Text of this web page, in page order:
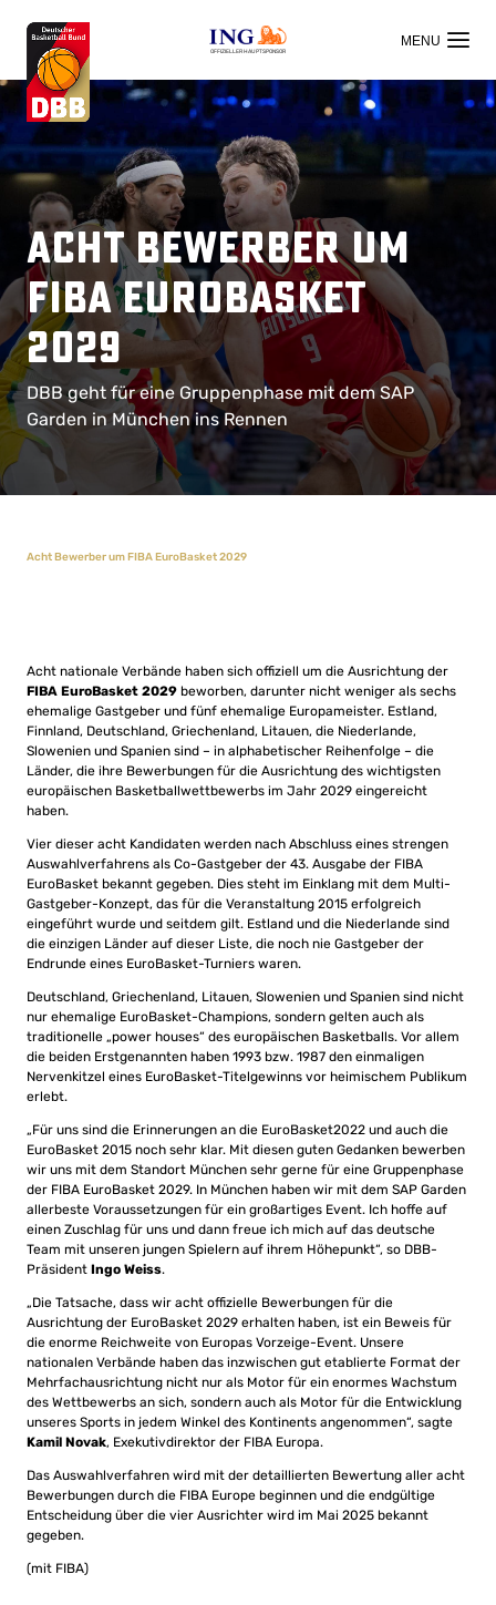
OFFIZIELLER HAUPTSPONSOR
Acht Bewerber um
FIBA EuroBasket
2029
DBB geht für eine Gruppenphase mit dem SAP
Garden in München ins Rennen
Acht Bewerber um FIBA EuroBasket 2029
Acht nationale Verbände haben sich offiziell um die Ausrichtung der
FIBA EuroBasket 2029 beworben, darunter nicht weniger als sechs
ehemalige Gastgeber und fünf ehemalige Europameister. Estland,
Finnland, Deutschland, Griechenland, Litauen, die Niederlande,
Slowenien und Spanien sind – in alphabetischer Reihenfolge – die
Länder, die ihre Bewerbungen für die Ausrichtung des wichtigsten
europäischen Basketballwettbewerbs im Jahr 2029 eingereicht
haben.
Vier dieser acht Kandidaten werden nach Abschluss eines strengen
Auswahlverfahrens als Co-Gastgeber der 43. Ausgabe der FIBA
EuroBasket bekannt gegeben. Dies steht im Einklang mit dem Multi-
Gastgeber-Konzept, das für die Veranstaltung 2015 erfolgreich
eingeführt wurde und seitdem gilt. Estland und die Niederlande sind
die einzigen Länder auf dieser Liste, die noch nie Gastgeber der
Endrunde eines EuroBasket-Turniers waren.
Deutschland, Griechenland, Litauen, Slowenien und Spanien sind nicht
nur ehemalige EuroBasket-Champions, sondern gelten auch als
traditionelle „power houses“ des europäischen Basketballs. Vor allem
die beiden Erstgenannten haben 1993 bzw. 1987 den einmaligen
Nervenkitzel eines EuroBasket-Titelgewinns vor heimischem Publikum
erlebt.
„Für uns sind die Erinnerungen an die EuroBasket2022 und auch die
EuroBasket 2015 noch sehr klar. Mit diesen guten Gedanken bewerben
wir uns mit dem Standort München sehr gerne für eine Gruppenphase
der FIBA EuroBasket 2029. In München haben wir mit dem SAP Garden
allerbeste Voraussetzungen für ein großartiges Event. Ich hoffe auf
einen Zuschlag für uns und dann freue ich mich auf das deutsche
Team mit unseren jungen Spielern auf ihrem Höhepunkt“, so DBB-
Präsident Ingo Weiss.
„Die Tatsache, dass wir acht offizielle Bewerbungen für die
Ausrichtung der EuroBasket 2029 erhalten haben, ist ein Beweis für
die enorme Reichweite von Europas Vorzeige-Event. Unsere
nationalen Verbände haben das inzwischen gut etablierte Format der
Mehrfachausrichtung nicht nur als Motor für ein enormes Wachstum
des Wettbewerbs an sich, sondern auch als Motor für die Entwicklung
unseres Sports in jedem Winkel des Kontinents angenommen“, sagte
Kamil Novak, Exekutivdirektor der FIBA Europa.
Das Auswahlverfahren wird mit der detaillierten Bewertung aller acht
Bewerbungen durch die FIBA Europe beginnen und die endgültige
Entscheidung über die vier Ausrichter wird im Mai 2025 bekannt
gegeben.
(mit FIBA)